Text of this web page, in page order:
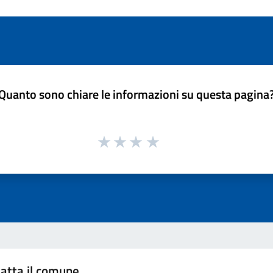
sono chiare le informazioni su questa